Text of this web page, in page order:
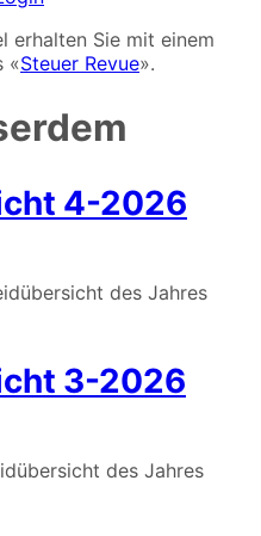
erhalten Sie mit einem
«Steuer Revue».
4-2026
des Jahres
3-2026
des Jahres